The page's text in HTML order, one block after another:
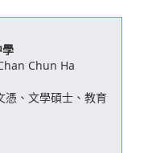
Chun Ha
憑、文學碩士、教育